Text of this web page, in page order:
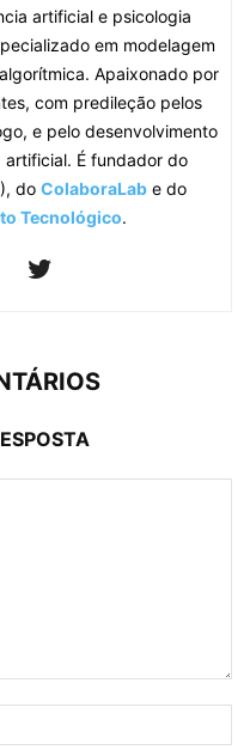
artificial e psicologia
em modelagem
Apaixonado por
com predileção pelos
e pelo desenvolvimento
É fundador do
do ColaboraLabe do
Tecnológico.